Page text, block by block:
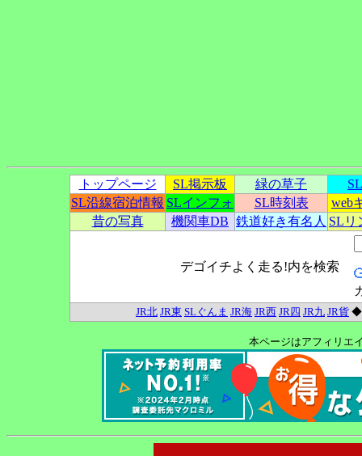
トップページ SL掲示板 緑の草子
SL沿線宿泊情報 SLインフォ SL時刻表
web
昔の写真
機関車DB 鉄道好き有名人 SLリ
デゴイチよく走る!内を検索
JR北 JR東 SLぐんま JR海 JR西 JR四 JR九 JR貨
本ページはアフィリエ